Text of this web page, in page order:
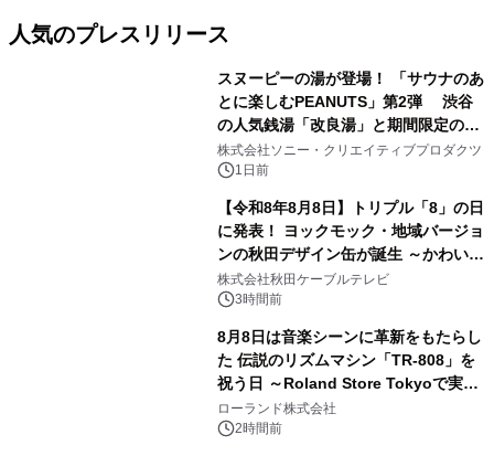
人気のプレスリリース
スヌーピーの湯が登場！ 「サウナのあ
とに楽しむPEANUTS」第2弾 渋谷
の人気銭湯「改良湯」と期間限定のコ
ラボレーション サウナイキタイコラ
ボグッズも発売決定！
株式会社ソニー・クリエイティブプロダクツ
1日前
【令和8年8月8日】トリプル「8」の日
に発表！ ヨックモック・地域バージョ
ンの秋田デザイン缶が誕生 ～かわいい
秋田犬の子犬と秋田の四季と名所を巡
るパッケージ～ 9月1日(火)秋田県内で
株式会社秋田ケーブルテレビ
3時間前
8月8日は音楽シーンに革新をもたらし
た 伝説のリズムマシン「TR-808」を
祝う日 ～Roland Store Tokyoで実機
を展示しての 記念キャンペーンを開
催 英国ラジオ「NTS」の 特別プログ
ローランド株式会社
2時間前